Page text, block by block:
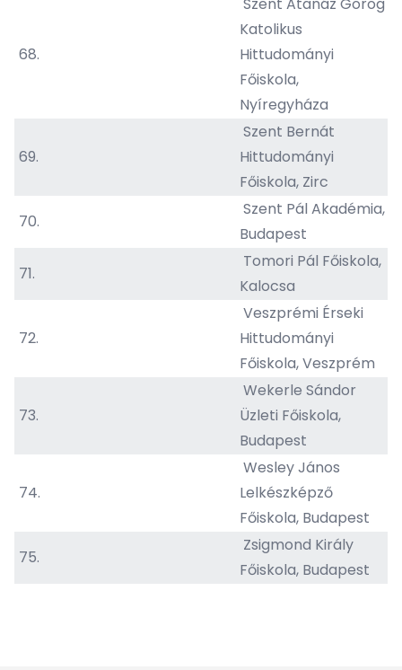
68.
Katolikus
Hittudományi
Főiskola,
Nyíregyháza
69.
Szent Bernát
Hittudományi
Főiskola, Zirc
70.
Szent Pál Akadémia,
Budapest
71.
Tomori Pál Főiskola,
Kalocsa
72.
Veszprémi Érseki
Hittudományi
Főiskola, Veszprém
73.
Wekerle Sándor
Üzleti Főiskola,
Budapest
74.
Wesley János
Lelkészképző
Főiskola, Budapest
75.
Zsigmond Király
Főiskola, Budapest